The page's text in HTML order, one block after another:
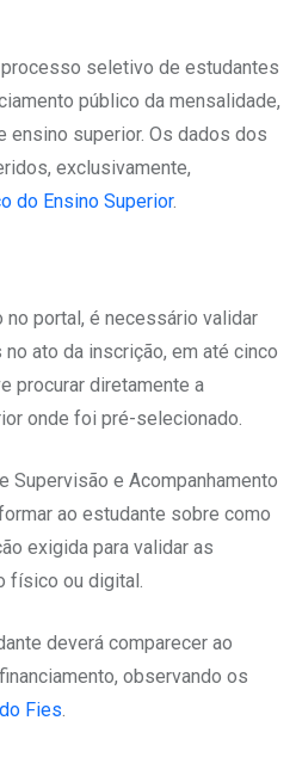
seletivo de estudantes
público da mensalidade,
ensino superior. Os dados dos
exclusivamente,
do Ensino Superior.
portal, é necessário validar
ato da inscrição, em até cinco
procurar diretamente a
onde foi pré-selecionado.
Supervisão e Acompanhamento
ao estudante sobre como
exigida para validar as
físico ou digital.
deverá comparecer ao
observando os
Fies.